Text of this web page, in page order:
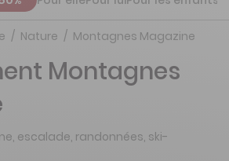
Nature Montagnes Magazine
Montagnes
escalade, randonnées, ski-